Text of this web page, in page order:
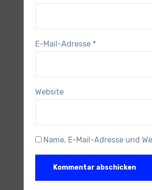
E-Mail-Adresse *
Website
Name, E-Mail-Adresse und